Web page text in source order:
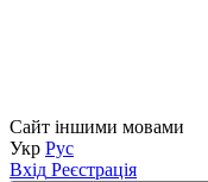
Сайт іншими мовами
Укр Рус
Вхід Реєстрація